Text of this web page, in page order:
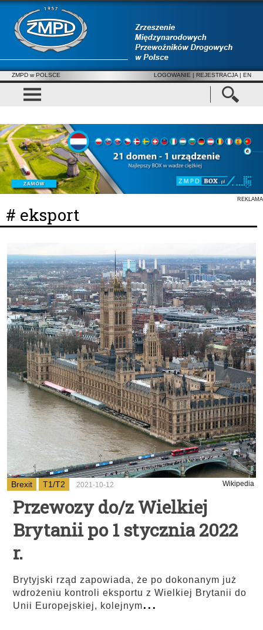
ZMPD w POLSCE LOGOWANIE | REJESTRACJA | EN
REKLAMA
# eksport
Brexit T1/T2 2021-10-12 Wikipedia
Przewozy do/z Wielkiej
Brytanii po 1 stycznia 2022
r.
Brytyjski rząd zapowiada, że po dokonanym już
wdrożeniu kontroli eksportu z Wielkiej Brytanii do
Unii Europejskiej, kolejnym...